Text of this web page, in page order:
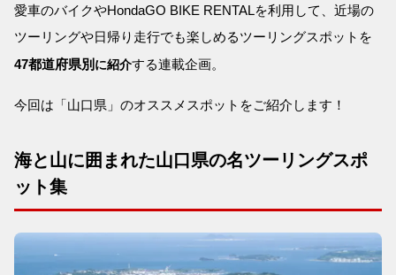
愛車のバイクやHondaGO BIKE RENTALを利用して、近場の
ツーリングや日帰り走行でも楽しめるツーリングスポットを
47都道府県別 に紹介する連載企画。
今回は「山口県」のオススメスポットをご紹介します！
海と山に囲まれた山口県の名ツーリングスポ
ット集